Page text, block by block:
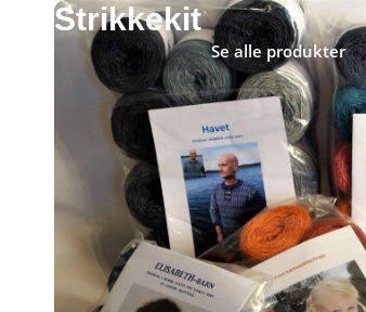
Strikkekit
Se alle produkter